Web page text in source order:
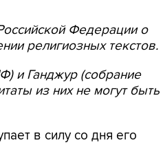
Федерации о
религиозных текстов.
и Ганджур (собрание
из них не могут быть
в силу со дня его